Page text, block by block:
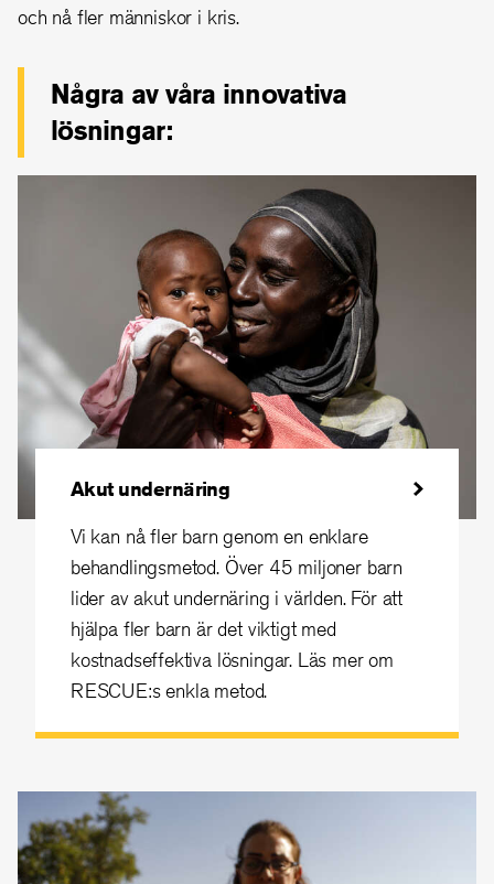
och nå fler människor i kris.
Några av våra innovativa
lösningar:
Akut undernäring
Vi kan nå fler barn genom en enklare
behandlingsmetod. Över 45 miljoner barn
lider av akut undernäring i världen. För att
hjälpa fler barn är det viktigt med
kostnadseffektiva lösningar. Läs mer om
RESCUE:s enkla metod.